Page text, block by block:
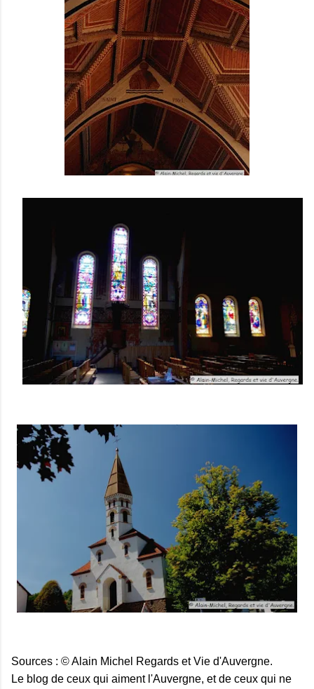
Sources : © Alain Michel Regards et Vie d'Auvergne.
Le blog de ceux qui aiment l'Auvergne, et de ceux qui ne